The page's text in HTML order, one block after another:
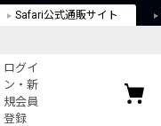
Safari公式通販サイト
ログイ
ン・新
規会員
登録